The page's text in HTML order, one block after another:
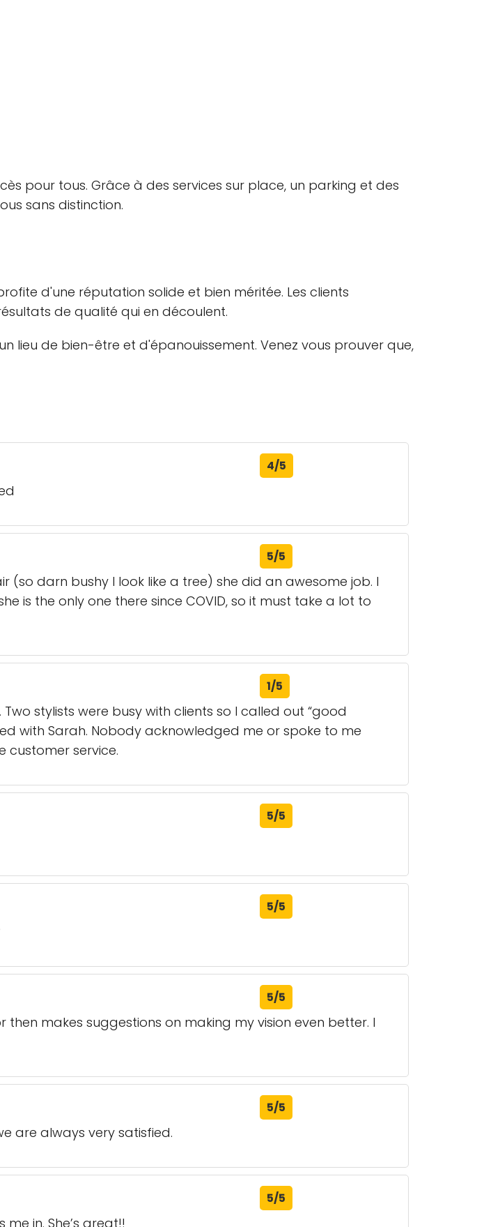
pour tous. Grâce à des services sur place, un parking et des
sans distinction.
d'une réputation solide et bien méritée. Les clients
de qualité qui en découlent.
lieu de bien-être et d'épanouissement. Venez vous prouver que,
4/5
5/5
(so darn bushy I look like a tree) she did an awesome job. I
is the only one there since COVID, so it must take a lot to
1/5
stylists were busy with clients so I called out “good
with Sarah. Nobody acknowledged me or spoke to me
customer service.
5/5
5/5
5/5
makes suggestions on making my vision even better. I
5/5
are always very satisfied.
5/5
in. She’s great!!